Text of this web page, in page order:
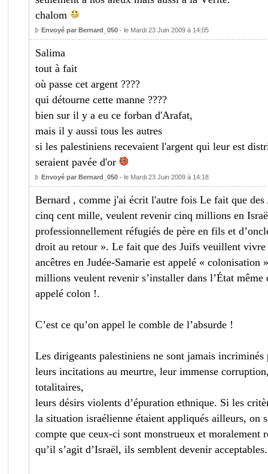
chalom
Envoyé par Bernard_050- le Mardi 23 Juin 2009 à 14:05
Salima
tout à fait
où passe cet argent ????
qui détourne cette manne ????
bien sur il y a eu ce forban d'Arafat,
mais il y aussi tous les autres
si les palestiniens recevaient l'argent qui leur est
seraient pavée d'or
Envoyé par Bernard_050- le Mardi 23 Juin 2009 à 14:18
Bernard , comme j'ai écrit l'autre fois Le fait que des
cinq cent mille, veulent revenir cinq millions en
professionnellement réfugiés de père en fils et
droit au retour ». Le fait que des Juifs veuillent vivre
ancêtres en Judée-Samarie est appelé « colonisation
millions veulent revenir s’installer dans l’État même
appelé colon !.
C’est ce qu’on appel le comble de l’absurde !
Les dirigeants palestiniens ne sont jamais
leurs incitations au meurtre, leur immense
totalitaires,
leurs désirs violents d’épuration ethnique. Si les
la situation israélienne étaient appliqués ailleurs, on
compte que ceux-ci sont monstrueux et moralement
qu’il s’agit d’Israël, ils semblent devenir acceptables.